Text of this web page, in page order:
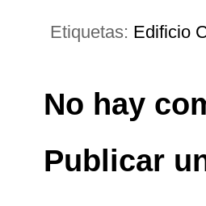
Etiquetas: Edificio
No hay
Publicar